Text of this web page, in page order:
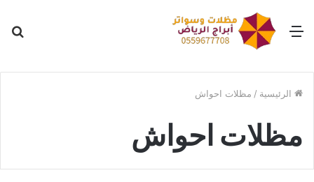
القائمة
الرئيسية / مظلات احواش
مظلات احواش